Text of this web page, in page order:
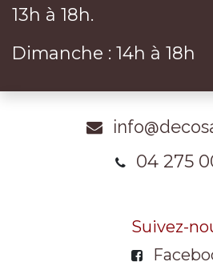
13h à 18h.
Dimanche : 14h à 18h
04 275
Suivez-